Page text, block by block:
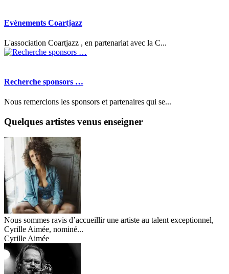
Evènements Coartjazz
L'association Coartjazz , en partenariat avec la C...
Recherche sponsors …
Nous remercions les sponsors et partenaires qui se...
Quelques artistes venus enseigner
Nous sommes ravis d’accueillir une artiste au talent exceptionnel,
Cyrille Aimée, nominé...
Cyrille Aimée